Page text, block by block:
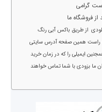
گرامی
فروشگاه ما
از طریق باکس آبی رنگ
راست همین صفحه آدرس سایتی
ایمیلی را که در زمان خرید
ما بزودی با شما تماس خواهند